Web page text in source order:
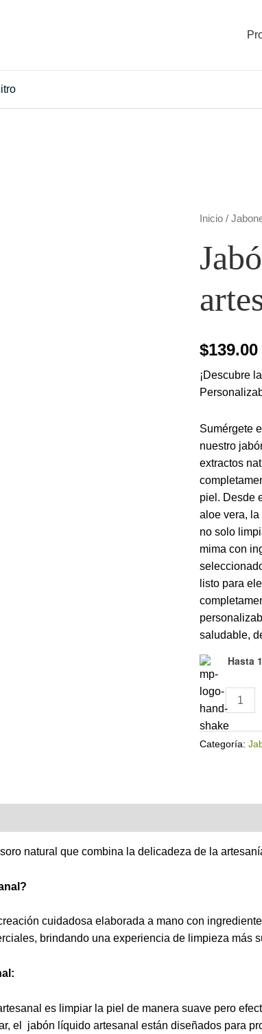
Inicio /
$139.00
¡Descubre
Sumérgete
nuestro
extractos
piel. Desde
aloe vera,
no solo
mima con
listo para
saludable,
Hasta
Jabón
liquido
artesanal
1
Categoría:
natural que combina la delicadeza de la
cuidadosa elaborada a mano con
brindando una experiencia de limpieza más
es limpiar la piel de manera suave pero
el jabón líquido artesanal están diseñados para